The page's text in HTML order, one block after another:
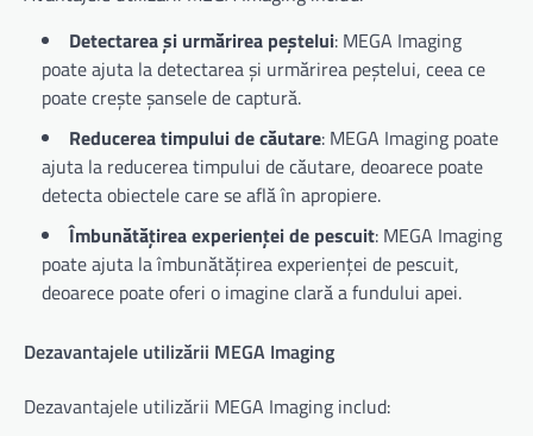
Detectarea și urmărirea peștelui: MEGA Imaging
poate ajuta la detectarea și urmărirea peștelui, ceea ce
poate crește șansele de captură.
Reducerea timpului de căutare: MEGA Imaging poate
ajuta la reducerea timpului de căutare, deoarece poate
detecta obiectele care se află în apropiere.
Îmbunătățirea experienței de pescuit: MEGA Imaging
poate ajuta la îmbunătățirea experienței de pescuit,
deoarece poate oferi o imagine clară a fundului apei.
Dezavantajele utilizării MEGA Imaging
Dezavantajele utilizării MEGA Imaging includ: